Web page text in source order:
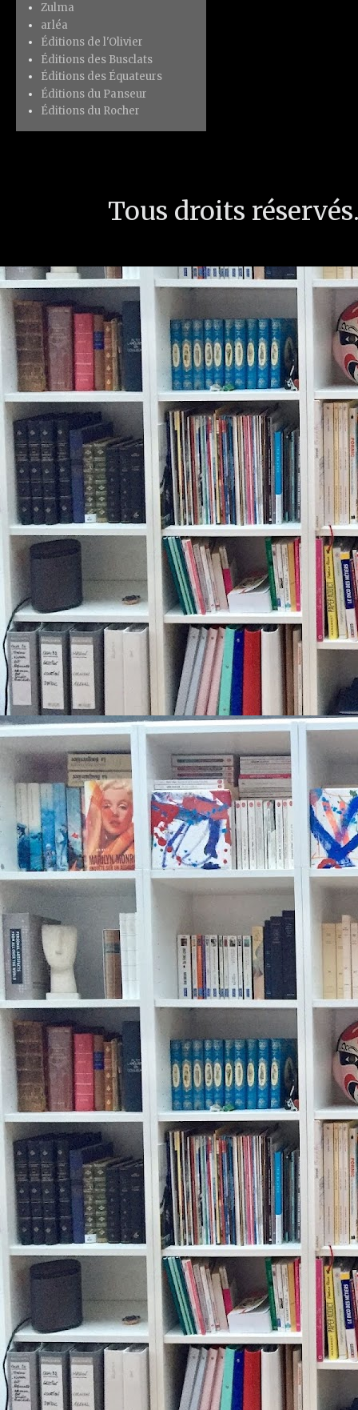
Zulma
arléa
Éditions de l'Olivier
Éditions des Busclats
Éditions des Équateurs
Éditions du Panseur
Éditions du Rocher
Tous droits